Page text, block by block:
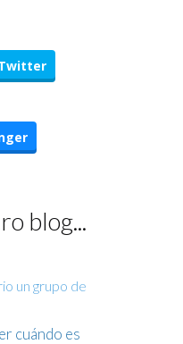
blog...
un grupo de
cuándo es